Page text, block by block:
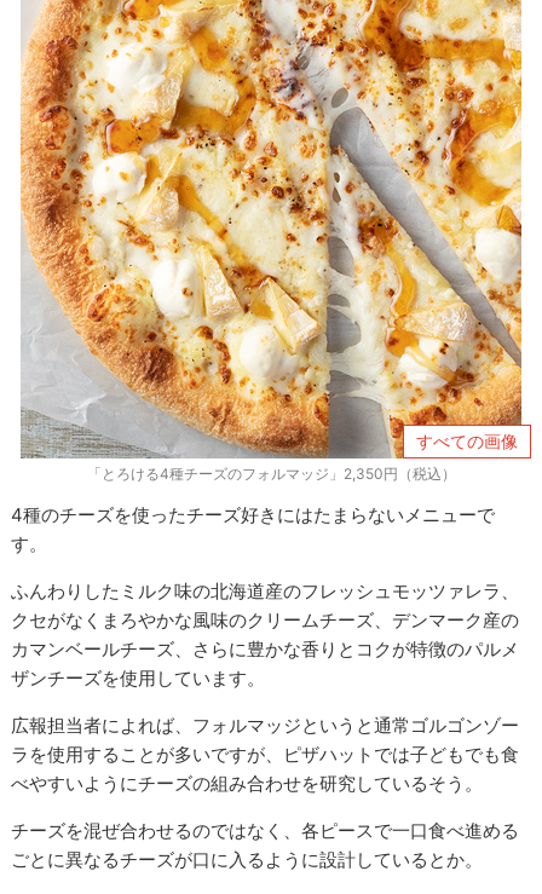
すべての画像
「とろける4種チーズのフォルマッジ」2,350円（税込）
4種のチーズを使ったチーズ好きにはたまらないメニューで
す。
ふんわりしたミルク味の北海道産のフレッシュモッツァレラ、
クセがなくまろやかな風味のクリームチーズ、デンマーク産の
カマンベールチーズ、さらに豊かな香りとコクが特徴のパルメ
ザンチーズを使用しています。
広報担当者によれば、フォルマッジというと通常ゴルゴンゾー
ラを使用することが多いですが、ピザハットでは子どもでも食
べやすいようにチーズの組み合わせを研究しているそう。
チーズを混ぜ合わせるのではなく、各ピースで一口食べ進める
ごとに異なるチーズが口に入るように設計しているとか。